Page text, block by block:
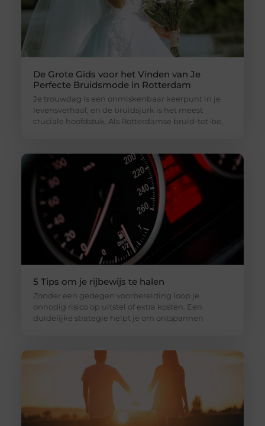
De Grote Gids voor het Vinden van Je
Perfecte Bruidsmode in Rotterdam
Je trouwdag is een onmiskenbaar keerpunt in je
levensverhaal, en de bruidsjurk is het meest
cruciale hoofdstuk. Als Rotterdamse bruid-tot-be,
5 Tips om je rijbewijs te halen
Zonder een gedegen voorbereiding loop je
onnodig risico op uitstel of extra kosten. Een
duidelijke strategie helpt je om ontspannen